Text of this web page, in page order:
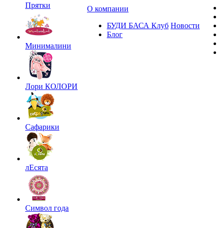
Прятки
Минималини
Лори КОЛОРИ
Сафарики
лЕсята
Символ года
О компании
БУДИ БАСА Клуб
Блог
Новости